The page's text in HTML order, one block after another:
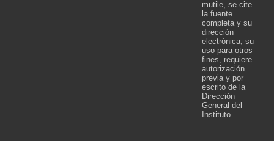
mutile, se cite
la fuente
completa y su
dirección
electrónica; su
uso para otros
fines, requiere
autorización
previa y por
escrito de la
Dirección
General del
Instituto.